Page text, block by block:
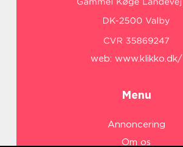
web: www.klikko.dk/
Menu
Annoncering
Om os